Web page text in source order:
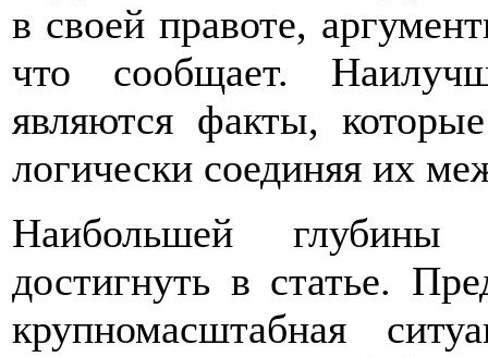
в своей правоте,
что сообщает.
являются факты,
логически соединяя их
Наибольшей
достигнуть в статье.
крупномасштабная